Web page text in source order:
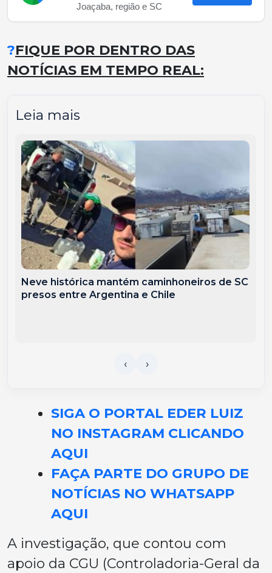
Joaçaba, região e SC
?FIQUE POR DENTRO DAS
NOTÍCIAS EM TEMPO REAL:
Leia mais
Neve histórica mantém caminhoneiros de SC
presos entre Argentina e Chile
SIGA O PORTAL EDER LUIZ
NO INSTAGRAM CLICANDO
AQUI
FAÇA PARTE DO GRUPO DE
NOTÍCIAS NO WHATSAPP
AQUI
A investigação, que contou com
apoio da CGU (Controladoria-Geral da